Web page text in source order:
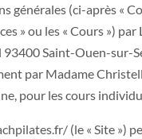
générales (ci-après «
» ou les « Cours »)
93400 Saint-Ouen-sur-
par Madame
pour les cours
(le « Site »)